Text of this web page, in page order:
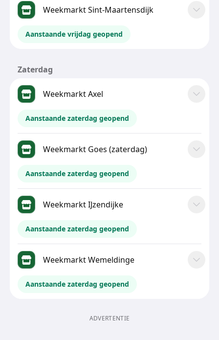
Weekmarkt Sint-Maartensdijk
Aanstaande vrijdag geopend
Zaterdag
Weekmarkt Axel
Aanstaande zaterdag geopend
Weekmarkt Goes (zaterdag)
Aanstaande zaterdag geopend
Weekmarkt IJzendijke
Aanstaande zaterdag geopend
Weekmarkt Wemeldinge
Aanstaande zaterdag geopend
ADVERTENTIE